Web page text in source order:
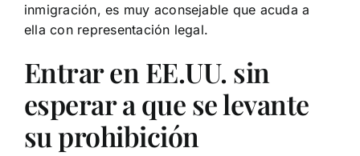
inmigración, es muy aconsejable que acuda a
ella con representación legal.
Entrar en EE.UU. sin
esperar a que se levante
su prohibición